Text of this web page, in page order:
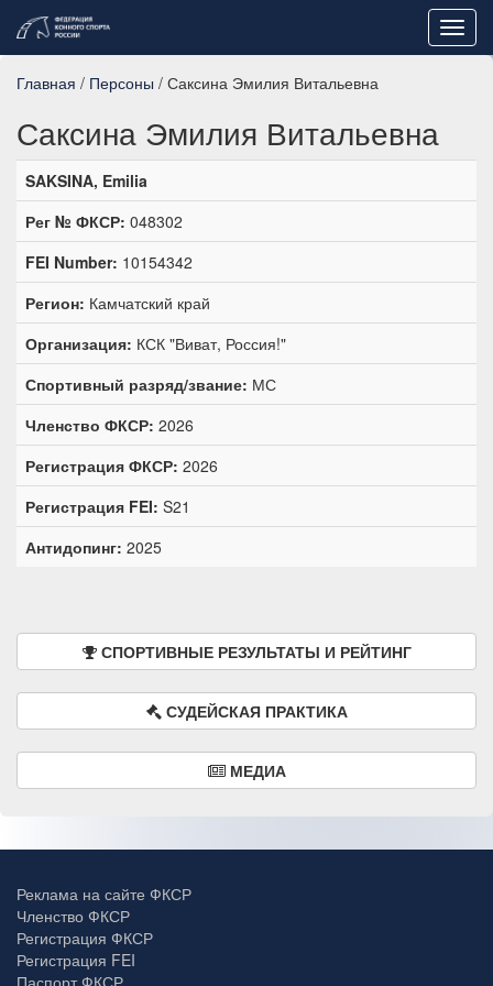
Главная / Персоны / Саксина Эмилия Витальевна
Саксина Эмилия Витальевна
SAKSINA, Emilia
Рег № ФКСР: 048302
FEI Number: 10154342
Регион: Камчатский край
Организация: КСК "Виват, Россия!"
Спортивный разряд/звание: МС
Членство ФКСР: 2026
Регистрация ФКСР: 2026
Регистрация FEI: S21
Антидопинг: 2025
СПОРТИВНЫЕ РЕЗУЛЬТАТЫ И РЕЙТИНГ
СУДЕЙСКАЯ ПРАКТИКА
МЕДИА
Реклама на сайте ФКСР
Членство ФКСР
Регистрация ФКСР
Регистрация FEI
Паспорт ФКСР